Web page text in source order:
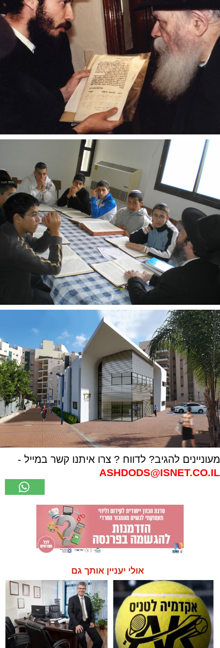
מעוניינים להגיב? לדווח ? צרו איתנו קשר במייל -
ASHDODS@ISNET.CO.IL
אולי יעניין אותך גם